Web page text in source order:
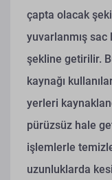
çapta olacak
yuvarlanmış
şekline getirilir.
kaynağı
yerleri
pürüzsüz hale
işlemlerle
uzunluklarda